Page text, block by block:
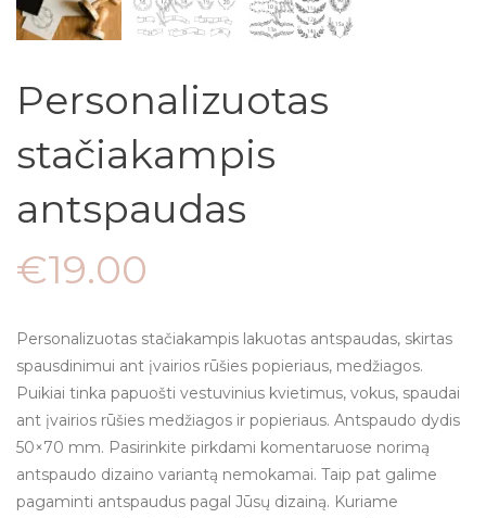
Personalizuotas
stačiakampis
antspaudas
€19.00
Personalizuotas stačiakampis lakuotas antspaudas, skirtas
spausdinimui ant įvairios rūšies popieriaus, medžiagos.
Puikiai tinka papuošti vestuvinius kvietimus, vokus, spaudai
ant įvairios rūšies medžiagos ir popieriaus. Antspaudo dydis
50×70 mm. Pasirinkite pirkdami komentaruose norimą
antspaudo dizaino variantą nemokamai. Taip pat galime
pagaminti antspaudus pagal Jūsų dizainą. Kuriame